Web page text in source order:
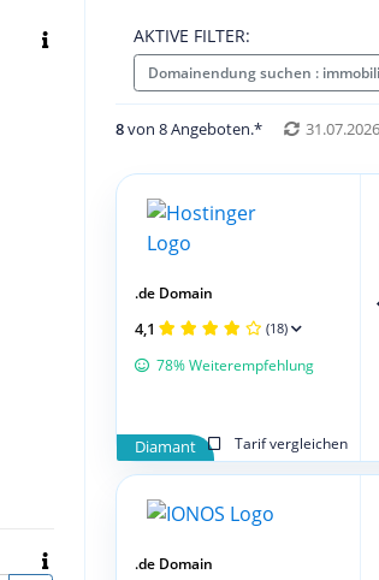
AKTIVE FILTER:
Domainendung suchen :
8von 8 Angeboten.* 31.07.2026
Diamant Tarif vergleichen
.de Domain
4,1 (18)
78% Weiterempfehlung
.de Domain